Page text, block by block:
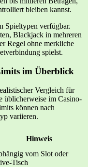
bleiben kannst.
Spieltypen verfügbar.
Blackjack in mehreren
Regel ohne merkliche
spielst.
im Überblick
Vergleich für
üblicherweise im Casino-
können nach
variieren.
Hinweis
vom Slot oder
Tisch